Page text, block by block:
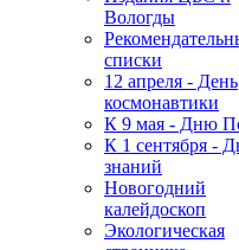
Вологды
списки
12 апреля - День
космонавтики
К 9 мая - Дню
К 1 сентября -
знаний
Новогодний
калейдоскоп
Экологическая